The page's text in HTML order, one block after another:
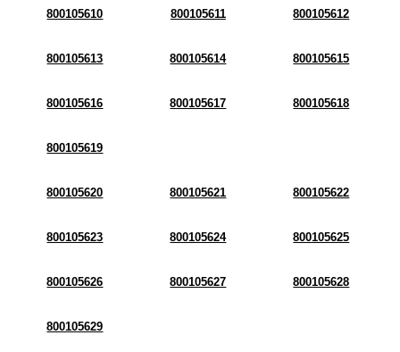
800105610 800105611 800105612
800105613 800105614 800105615
800105616 800105617 800105618
800105619
800105620 800105621 800105622
800105623 800105624 800105625
800105626 800105627 800105628
800105629